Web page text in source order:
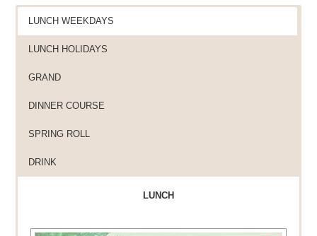
LUNCH WEEKDAYS
LUNCH HOLIDAYS
GRAND
DINNER COURSE
SPRING ROLL
DRINK
LUNCH